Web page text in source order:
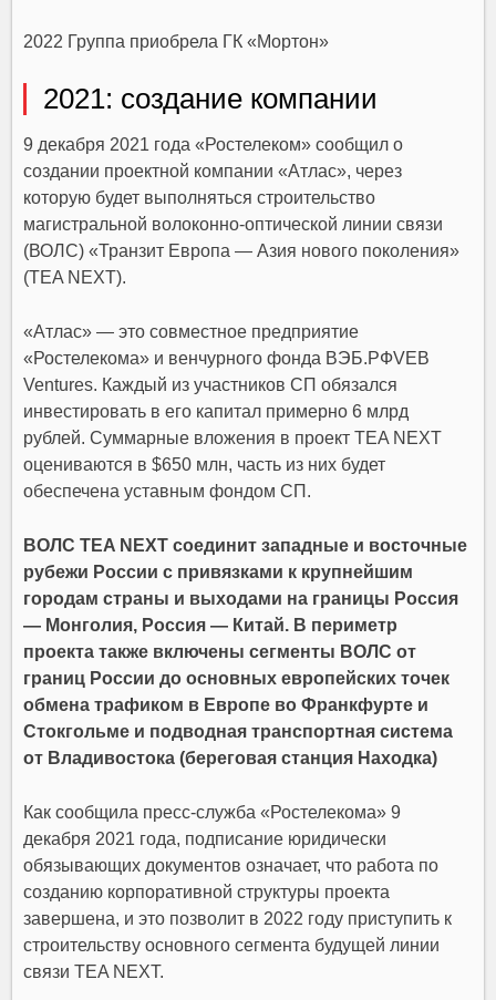
2022 Группа приобрела ГК «Мортон»
2021: создание компании
9 декабря 2021 года «Ростелеком» сообщил о
создании проектной компании «Атлас», через
которую будет выполняться строительство
магистральной волоконно-оптической линии связи
(ВОЛС) «Транзит Европа — Азия нового поколения»
(TEA NEXT).
«Атлас» — это совместное предприятие
«Ростелекома» и венчурного фонда ВЭБ.РФVEB
Ventures. Каждый из участников СП обязался
инвестировать в его капитал примерно 6 млрд
рублей. Суммарные вложения в проект TEA NEXT
оцениваются в $650 млн, часть из них будет
обеспечена уставным фондом СП.
ВОЛС TEA NEXT соединит западные и восточные
рубежи России с привязками к крупнейшим
городам страны и выходами на границы Россия
— Монголия, Россия — Китай. В периметр
проекта также включены сегменты ВОЛС от
границ России до основных европейских точек
обмена трафиком в Европе во Франкфурте и
Стокгольме и подводная транспортная система
от Владивостока (береговая станция Находка)
Как сообщила пресс-служба «Ростелекома» 9
декабря 2021 года, подписание юридически
обязывающих документов означает, что работа по
созданию корпоративной структуры проекта
завершена, и это позволит в 2022 году приступить к
строительству основного сегмента будущей линии
связи TEA NEXT.